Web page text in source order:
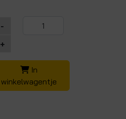
-
+
In
winkelwagentje